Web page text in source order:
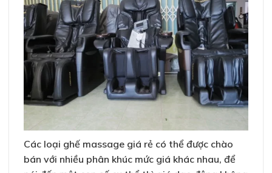
Các loại ghế massage giá rẻ có thể được chào
bán với nhiều phân khúc mức giá khác nhau, để